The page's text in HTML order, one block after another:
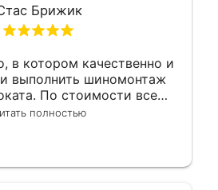
Брижик
в котором качественно и
выполнить шиномонтаж
По стоимости все
хочу сказать.
полностью